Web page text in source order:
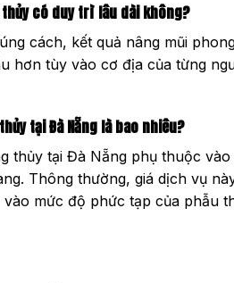
có duy trì lâu dài không?
cách, kết quả nâng mũi
hơn tùy vào cơ địa của từng
tại Đà Nẵng là bao nhiêu?
thủy tại Đà Nẵng phụ thuộc
Thông thường, giá dịch vụ
mức độ phức tạp của phẫu